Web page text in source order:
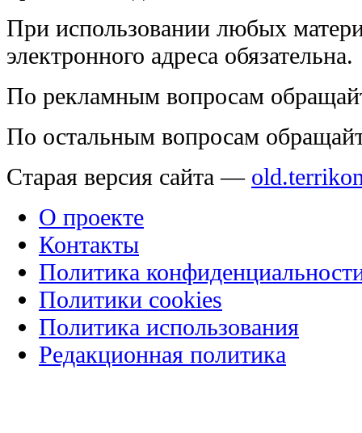
При использовании любых
электронного адреса обязательна.
По рекламным вопросам
По остальным вопросам
Старая версия сайта —
О проекте
Контакты
Политика
Политики cookies
Политика использования
Редакционная политика